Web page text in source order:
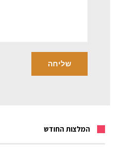
המלצות החודש